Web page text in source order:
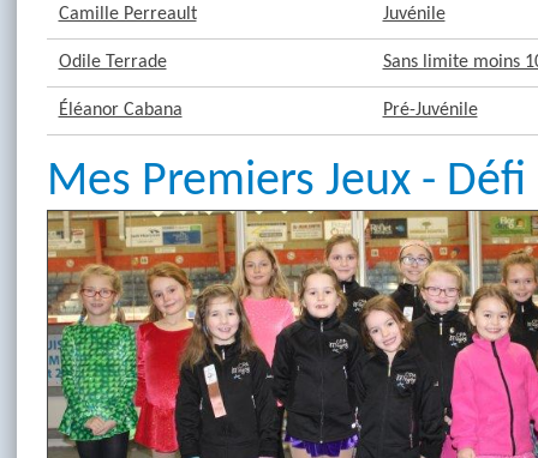
Camille Perreault Juvénile
Odile Terrade Sans limite moins
Éléanor Cabana Pré-Juvénile
Mes Premiers Jeux -